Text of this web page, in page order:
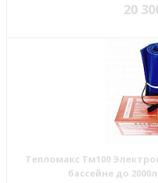
20
Тепломакс Тм100
бассейне до